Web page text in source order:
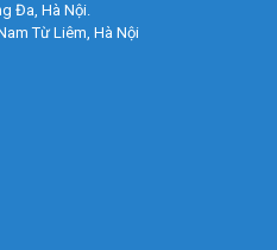
Đa, Hà Nội.
Từ Liêm, Hà Nội